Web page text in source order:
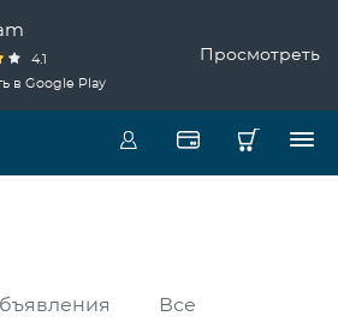
4.1
в Google Play
Просмотреть
Все